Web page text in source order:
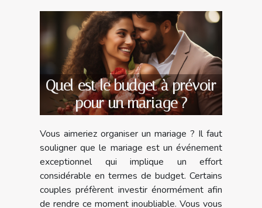
Quel est le budget à prévoir
pour un mariage ?
Vous aimeriez organiser un mariage ? Il faut
souligner que le mariage est un événement
exceptionnel qui implique un effort
considérable en termes de budget. Certains
couples préfèrent investir énormément afin
de rendre ce moment inoubliable. Vous vous